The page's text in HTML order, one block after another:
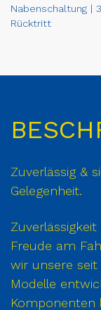
Nabenschaltung |
Rücktritt
Zuverlässig &
Gelegenheit.
Freude am
wir unsere
Modelle
Komponenten